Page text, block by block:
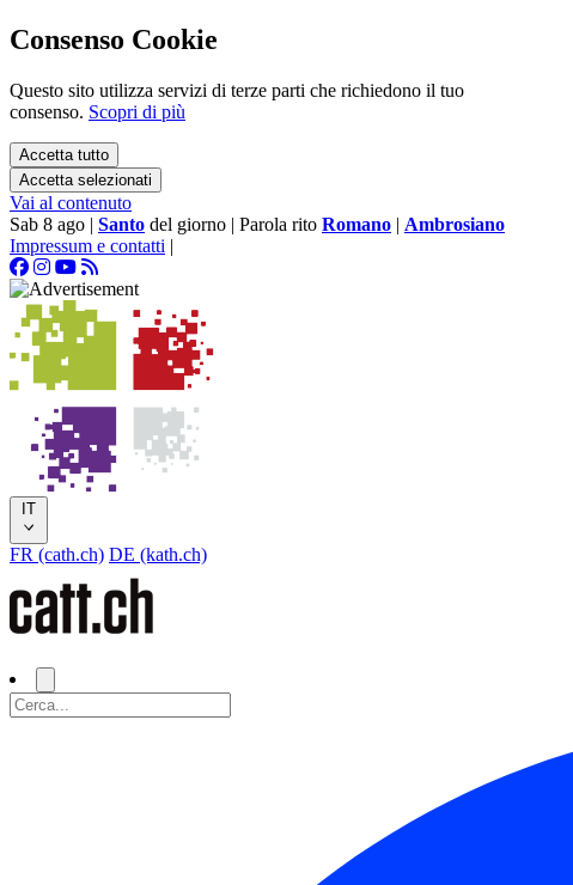
Consenso Cookie
Questo sito utilizza servizi di terze parti che richiedono il tuo
consenso. Scopri di più
Accetta tutto
Accetta selezionati
Vai al contenuto
Sab 8 ago | Santo del giorno | Parola rito Romano | Ambrosiano
Impressum e contatti |
IT
FR (cath.ch) DE (kath.ch)